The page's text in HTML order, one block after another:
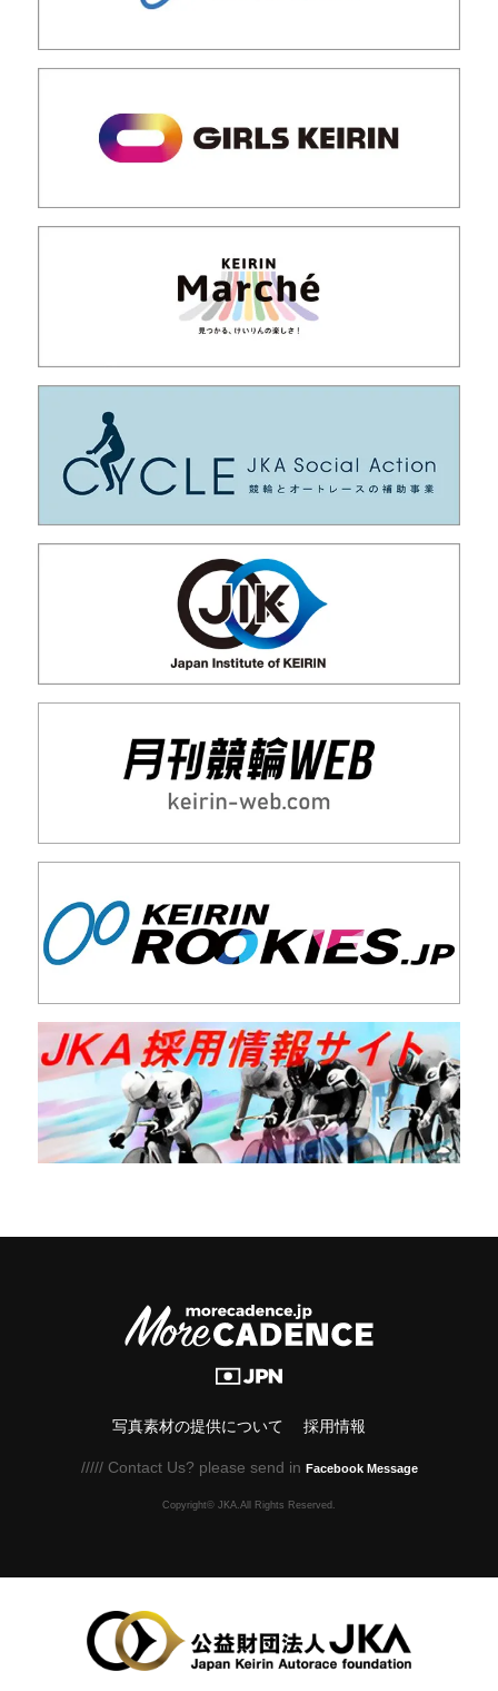
写真素材の提供について 採用情報
///// Contact Us? please send in Facebook Message
Copyright© JKA.All Rights Reserved.